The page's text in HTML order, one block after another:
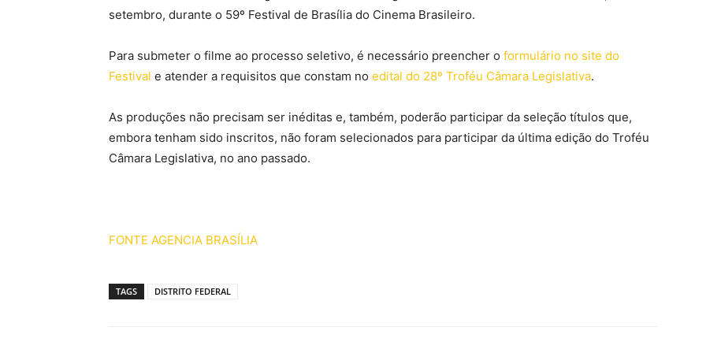
setembro, durante o 59º Festival de Brasília do Cinema Brasileiro.
Para submeter o filme ao processo seletivo, é necessário preencher o formulário no site do
Festival e atender a requisitos que constam no edital do 28º Troféu Câmara Legislativa.
As produções não precisam ser inéditas e, também, poderão participar da seleção títulos que,
embora tenham sido inscritos, não foram selecionados para participar da última edição do Troféu
Câmara Legislativa, no ano passado.
FONTE AGENCIA BRASÍLIA
TAGS DISTRITO FEDERAL